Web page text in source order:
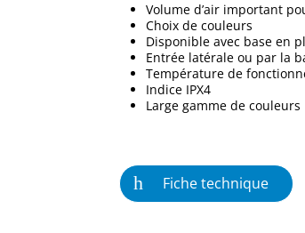
Volume d’air important
Choix de couleurs
Disponible avec base en
Entrée latérale ou par la
Température de
Indice IPX4
Large gamme de couleurs
Fiche technique